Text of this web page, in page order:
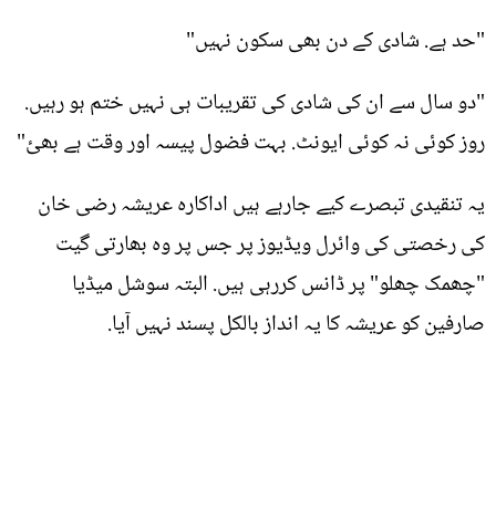
"حد ہے. شادی کے دن بھی سکون نہیں"
"دو سال سے ان کی شادی کی تقریبات ہی نہیں ختم ہو رہیں.
روز کوئی نہ کوئی ایونٹ. بہت فضول پیسہ اور وقت ہے بھئ"
یہ تنقیدی تبصرے کیے جارہے ہیں اداکارہ عریشہ رضی خان
کی رخصتی کی وائرل ویڈیوز پر جس پر وہ بھارتی گیت
"چھمک چھلو" پر ڈانس کررہی ہیں. البتہ سوشل میڈیا
صارفین کو عریشہ کا یہ انداز بالکل پسند نہیں آیا.